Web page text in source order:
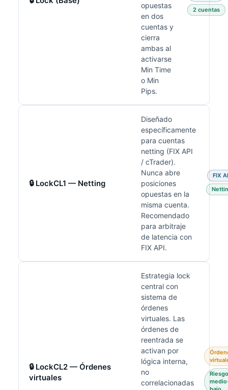
opuestas
en dos
cuentas y
cierra
ambas al
activarse
Min Time
o Min
Pips.
2 cuentas
🔒 LockCL1 — Netting
Diseñado
específicamente
para cuentas
netting (FIX API
/ cTrader).
Nunca abre
posiciones
opuestas en la
misma cuenta.
Recomendado
para arbitraje
de latencia con
FIX API.
FIX
🔒 LockCL2 — Órdenes
virtuales
Estrategia lock
central con
sistema de
órdenes
virtuales. Las
órdenes de
reentrada se
activan por
lógica interna,
no
correlacionadas
Riesgo